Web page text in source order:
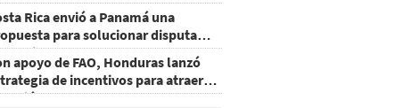
Rica envió a Panamá una
para solucionar disputa
apoyo de FAO, Honduras lanzó
de incentivos para atraer
al agro